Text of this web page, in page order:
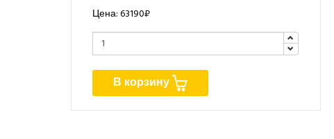
Цена: 63190₽
В корзину